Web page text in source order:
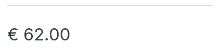
€ 62.00